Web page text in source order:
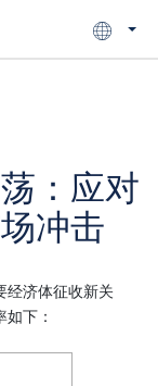
：应对
冲击
经济体征收新关
下：